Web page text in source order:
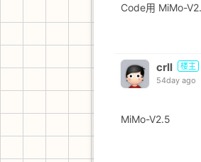
Code用 MiMo-
crll 楼主
54day ago
MiMo-V2.5